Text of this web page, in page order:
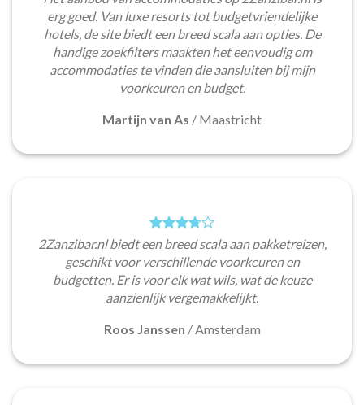
erg goed. Van luxe resorts tot budgetvriendelijke
hotels, de site biedt een breed scala aan opties. De
handige zoekfilters maakten het eenvoudig om
accommodaties te vinden die aansluiten bij mijn
voorkeuren en budget.
Martijn van As / Maastricht
2Zanzibar.nl biedt een breed scala aan pakketreizen,
geschikt voor verschillende voorkeuren en
budgetten. Er is voor elk wat wils, wat de keuze
aanzienlijk vergemakkelijkt.
Roos Janssen /Amsterdam